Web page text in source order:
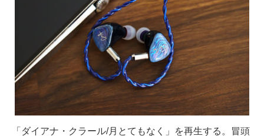
「ダイアナ・クラール/月とてもなく」を再生する。冒頭